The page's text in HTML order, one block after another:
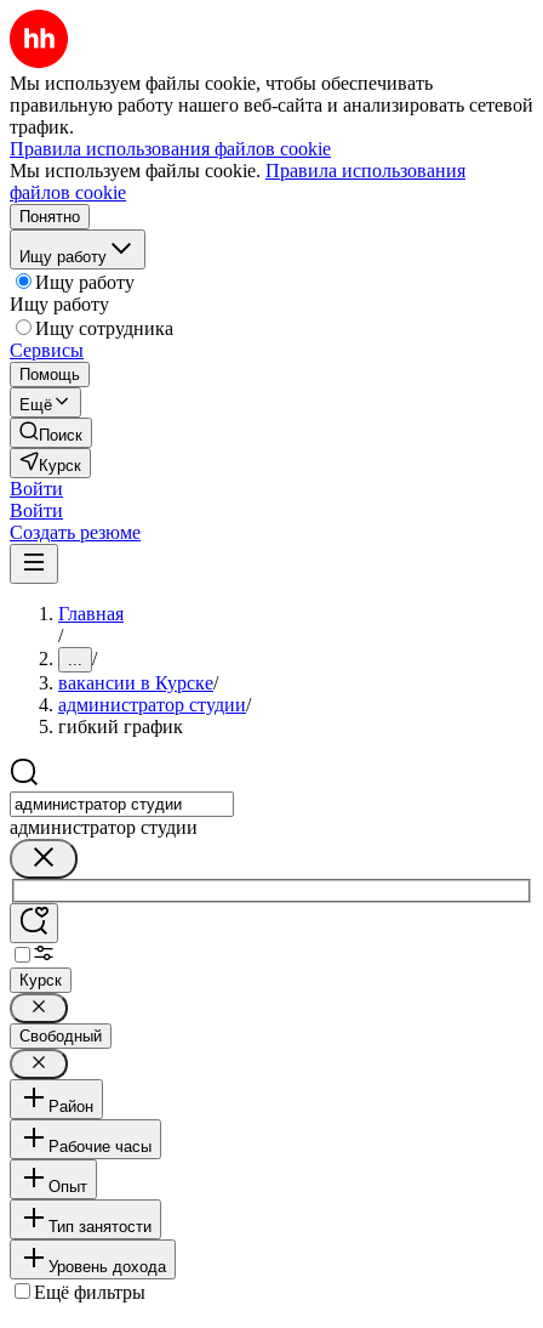
Мы используем файлы cookie, чтобы обеспечивать
правильную работу нашего веб-сайта и анализировать сетевой
трафик.
Правила использования файлов cookie
Мы используем файлы cookie. Правила использования
файлов cookie
Понятно
Ищу работу
Ищу работу
Ищу работу
Ищу сотрудника
Сервисы
Помощь
Ещё
Поиск
Курск
Войти
Войти
Создать резюме
Главная
/
... /
вакансии в Курске/
администратор студии/
гибкий график
администратор студии
Курск
Свободный
Район
Рабочие часы
Опыт
Тип занятости
Уровень дохода
Ещё фильтры